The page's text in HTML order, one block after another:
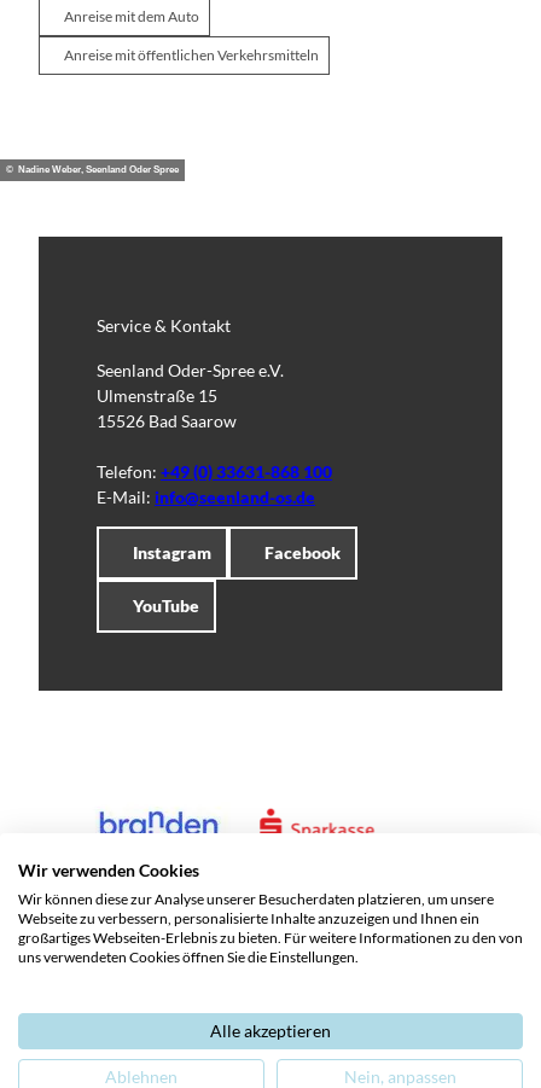
Anreise mit dem Auto
Anreise mit öffentlichen Verkehrsmitteln
© Nadine Weber, Seenland Oder Spree
Service & Kontakt
Seenland Oder-Spree e.V.
Ulmenstraße 15
15526 Bad Saarow
Telefon: +49 (0) 33631-868 100
E-Mail: info@seenland-os.de
Instagram Facebook
YouTube
Service und Kontakte
Datenschutz
Wir verwenden Cookies
Wir können diese zur Analyse unserer Besucherdaten platzieren, um unsere
Webseite zu verbessern, personalisierte Inhalte anzuzeigen und Ihnen ein
großartiges Webseiten-Erlebnis zu bieten. Für weitere Informationen zu den von
uns verwendeten Cookies öffnen Sie die Einstellungen.
Alle akzeptieren
Ablehnen Nein, anpassen